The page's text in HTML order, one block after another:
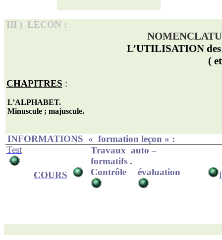
III ) LECON :
L’UTILISATION
( et
CHAPITRES :
L’ALPHABET.
Minuscule ; majuscule.
INFORMATIONS « formation leçon » :
Test
COURS
Travaux auto –
formatifs .
Contrôle
évaluation